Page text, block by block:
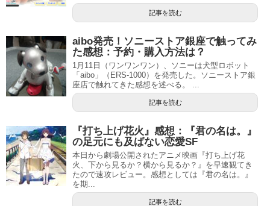
記事を読む
aibo発売！ソニーストア銀座で触ってみ
た感想：予約・購入方法は？
1月11日（ワンワンワン）、ソニーは犬型ロボット
「aibo」（ERS-1000）を発売した。ソニーストア銀
座店で触れてきた感想を述べる。 ...
記事を読む
『打ち上げ花火』感想：『君の名は。』
の足元にも及ばない恋愛SF
本日から劇場公開されたアニメ映画『打ち上げ花
火、下から見るか？横から見るか？』を早速観てき
たので速攻レビュー。感想としては『君の名は。』
を期...
記事を読む